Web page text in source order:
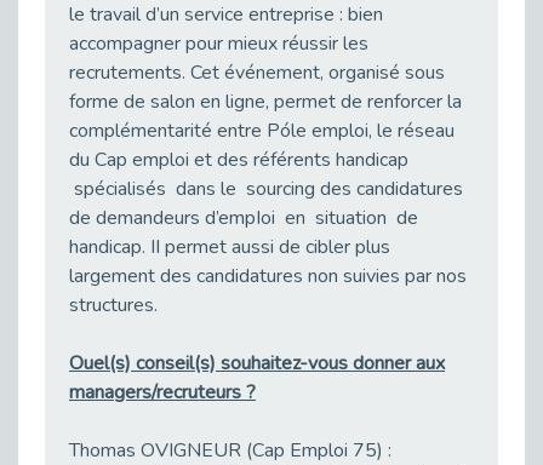
Publié le 25/02/2026
Sport2Job Clichy : Quand le terrain devient le plus beau des bureaux
Handicap visuel et emploi : lever les obstacles pour révéler les - vidéo
Publié le 25/02/2026
Le TIH : L'Expertise au Service de l'Inclusion
Publié le 24/02/2026
Parcours THalents : La complémentarité au service de l'Emploi.
Publié le 24/02/2026
Prévention de l’inaptitude : Anticiper pour ne pas subir grâce au duo Médecine du Travail & Cap Emploi 92
Publié le 20/02/2026
Publié le 19/02/2026
le travail d’un service entreprise : bien
accompagner pour mieux réussir les
recrutements. Cet événement, organisé sous
forme de salon en ligne, permet de renforcer la
complémentarité entre Póle emploi, le réseau
du Cap emploi et des référents handicap
spécialisés dans le sourcing des candidatures
de demandeurs d’empIoi en situation de
handicap. II permet aussi de cibler plus
largement des candidatures non suivies par nos
structures.
Ouel(s) conseil(s) souhaitez-vous donner aux
managers/recruteurs ?
Thomas OVIGNEUR (Cap Emploi 75) :